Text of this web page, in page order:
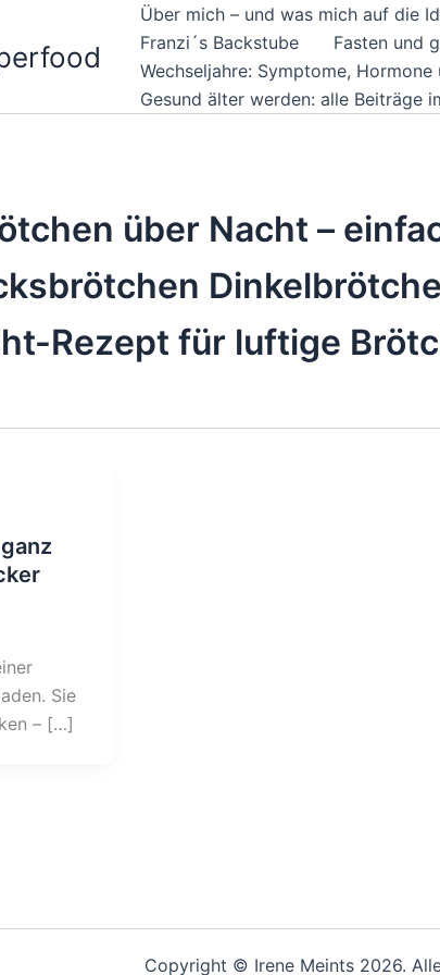
Über mich – und was mich auf die
Franzi´s Backstube
Fasten und
Wechseljahre: Symptome,
Gesund älter werden: alle Beiträge
über Nacht –
Rezept für luftige
Sie
– […]
Copyright © Irene Meints 2026.